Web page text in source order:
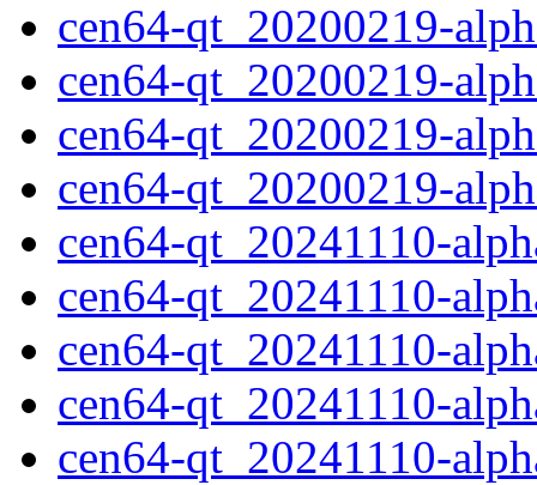
cen64-qt_20200219-
cen64-qt_20200219-
cen64-qt_20200219-
cen64-qt_20200219-
cen64-qt_20241110-
cen64-qt_20241110-
cen64-qt_20241110-
cen64-qt_20241110-
cen64-qt_20241110-